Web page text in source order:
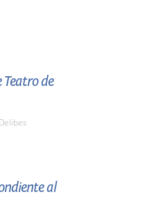
Teatro de
al